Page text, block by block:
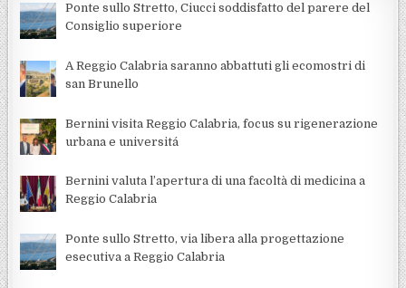
Ponte sullo Stretto, Ciucci soddisfatto del parere del
Consiglio superiore
A Reggio Calabria saranno abbattuti gli ecomostri di
san Brunello
Bernini visita Reggio Calabria, focus su rigenerazione
urbana e universitá
Bernini valuta l’apertura di una facoltà di medicina a
Reggio Calabria
Ponte sullo Stretto, via libera alla progettazione
esecutiva a Reggio Calabria